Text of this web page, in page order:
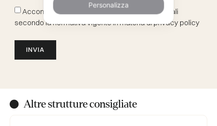
Acconsento il trattamento dei miei dati personali
secondo la normativa vigente in materia di privacy policy
INVIA
Altre strutture consigliate
Personalizza